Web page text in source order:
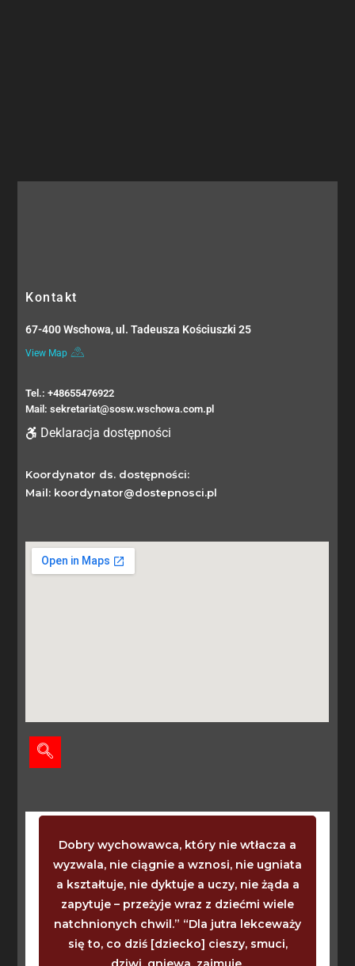
Kontakt
67-400 Wschowa, ul. Tadeusza Kościuszki 25
View Map
Tel.: +48655476922
Mail: sekretariat@sosw.wschowa.com.pl
Deklaracja dostępności
Koordynator ds. dostępności:
Mail: koordynator@dostepnosci.pl
Dobry wychowawca, który nie wtłacza a
wyzwala, nie ciągnie a wznosi, nie ugniata
a kształtuje, nie dyktuje a uczy, nie żąda a
zapytuje – przeżyje wraz z dziećmi wiele
natchnionych chwil.” “Dla jutra lekceważy
się to, co dziś [dziecko] cieszy, smuci,